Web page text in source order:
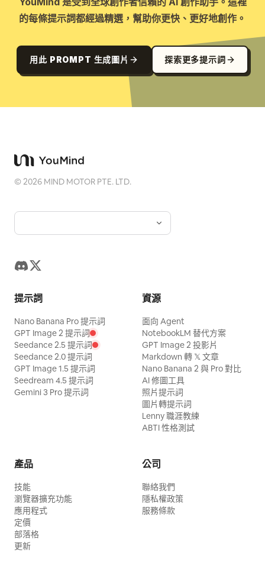
的每條提示詞都經過精選，幫助你更快、更好地創作。
用此 PROMPT 生成圖片 探索更多提示詞
©2026 MIND MOTOR PTE. LTD.
提示詞
Nano Banana Pro 提示詞
GPT Image 2 提示詞
Seedance 2.5 提示詞
Seedance 2.0 提示詞
GPT Image 1.5 提示詞
Seedream 4.5 提示詞
Gemini 3 Pro 提示詞
資源
面向 Agent
NotebookLM 替代方案
GPT Image 2 投影片
Markdown 轉 𝕏 文章
Nano Banana 2 與 Pro 對比
AI 修圖工具
照片提示詞
圖片轉提示詞
Lenny 職涯教練
ABTI 性格測試
產品
技能
瀏覽器擴充功能
應用程式
定價
部落格
更新
公司
聯絡我們
隱私權政策
服務條款